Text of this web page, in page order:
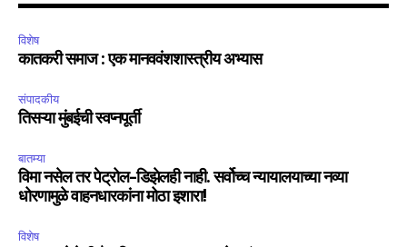
विशेष
कातकरी समाज : एक मानववंशशास्त्रीय अभ्यास
संपादकीय
तिसऱ्या मुंबईची स्वप्नपूर्ती
बातम्या
विमा नसेल तर पेट्रोल-डिझेलही नाही. सर्वोच्च न्यायालयाच्या नव्या
धोरणामुळे वाहनधारकांना मोठा इशारा!
विशेष